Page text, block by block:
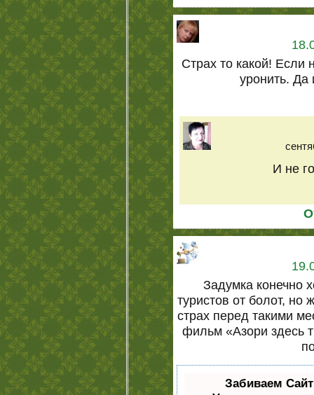
Страх то какой! Если
уронить. Да
И не
Задумка конечно
туристов от болот, но
страх перед такими
фильм «Азори здесь
Забиваем